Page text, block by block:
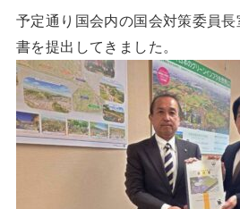
予定通り国会内の国会対策委員
書を提出してきました。